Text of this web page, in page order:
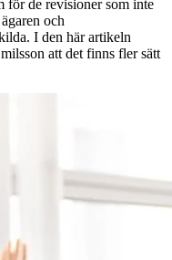
för de revisioner som inte
och
I den här artikeln
att det finns fler sätt